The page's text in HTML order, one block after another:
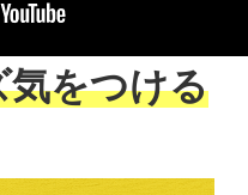
をつける